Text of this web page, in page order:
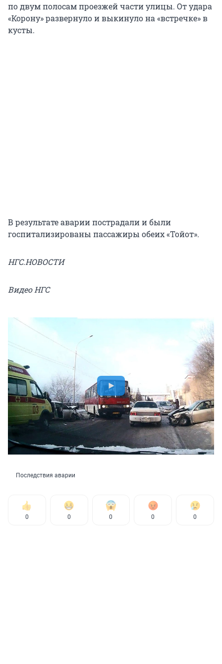
по двум полосам проезжей части улицы. От удара
«Корону» развернуло и выкинуло на «встречке» в
кусты.
В результате аварии пострадали и были
госпитализированы пассажиры обеих «Тойот».
НГС.НОВОСТИ
Видео НГС
Последствия аварии
0 0 0 0 0